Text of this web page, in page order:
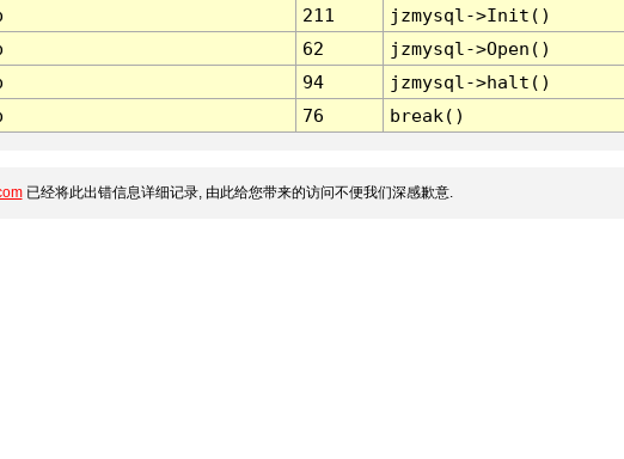
211
jzmysql->Init()
62
jzmysql->Open()
94
jzmysql->halt()
76 break()
已经将此出错信息详细记录, 由此给您带来的访问不便我们深感歉意.